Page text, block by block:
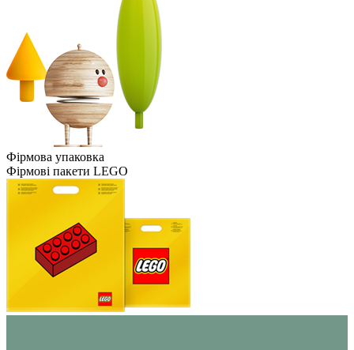
Фірмова упаковка
Фірмові пакети LEGO